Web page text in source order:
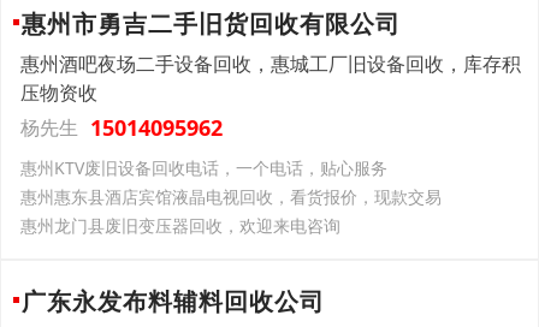
惠州市勇吉二手旧货回收有限公司
惠州酒吧夜场二手设备回收，惠城工厂旧设备回收，库存积
压物资收
杨先生 15014095962
惠州KTV废旧设备回收电话，一个电话，贴心服务
惠州惠东县酒店宾馆液晶电视回收，看货报价，现款交易
惠州龙门县废旧变压器回收，欢迎来电咨询
广东永发布料辅料回收公司